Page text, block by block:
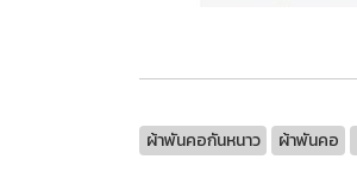
ผ้าพันคอกันหนาว ผ้าพันคอ